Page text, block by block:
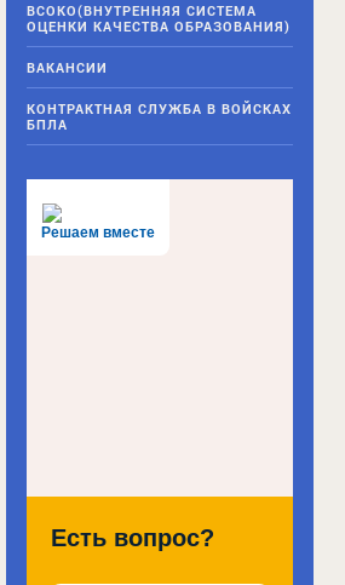
ВСОКО(ВНУТРЕННЯЯ СИСТЕМА
ОЦЕНКИ КАЧЕСТВА ОБРАЗОВАНИЯ)
ВАКАНСИИ
КОНТРАКТНАЯ СЛУЖБА В ВОЙСКАХ
БПЛА
Решаем вместе
Есть вопрос?